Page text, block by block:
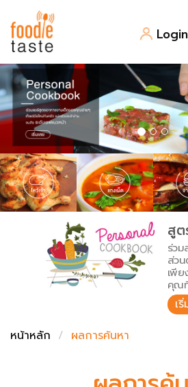
Login
สูตรอาหาร
สูตรอาหารล่าสุด
Top Foodie
พาไปชิม
สารพันก้นครัว
เคล็ดลับน่ารู้
เปรียบเทียบหน่วยการตวง
เปรียบเทียบอุณหภูมิ
เปรียบเทียบน้ำหนักวัตถุดิบ
FoodPedia
สร้าง Cookbook
สูต
ร่ว
ส่ว
เพีย
คุณ
เ
หน้าหลัก
ผลการค้นหา